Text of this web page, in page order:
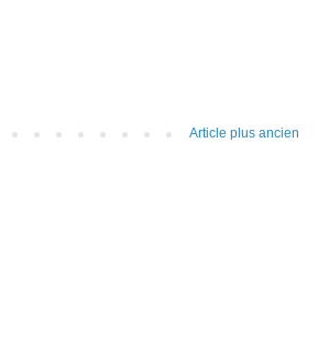
Article plus ancien